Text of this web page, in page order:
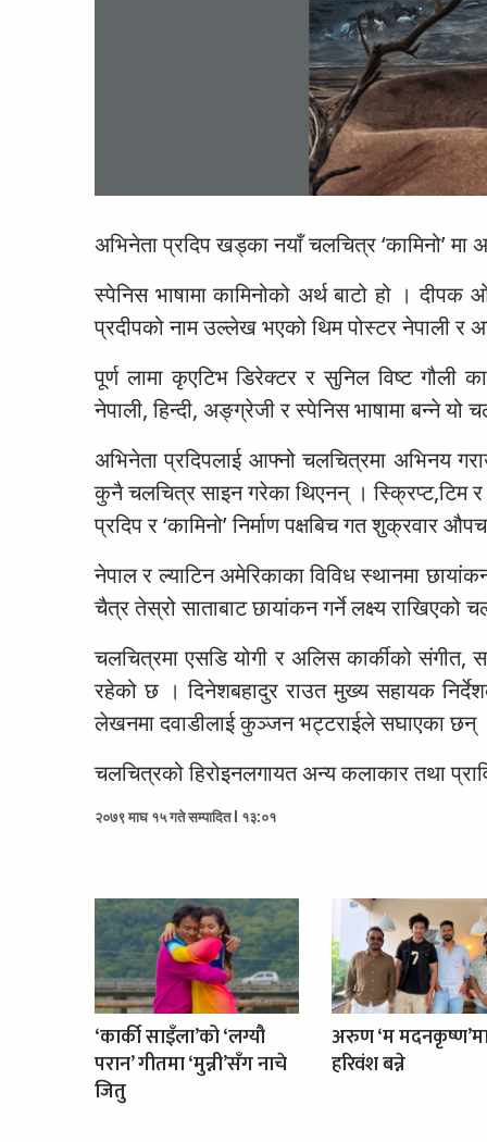
अभिनेता प्रदिप खड्का नयाँ चलचित्र ‘कामिनो’
स्पेनिस भाषामा कामिनोको अर्थ बाटो हो । दीपक
प्रदीपको नाम उल्लेख भएको थिम पोस्टर नेपाली र
पूर्ण लामा कृएटिभ डिरेक्टर र सुनिल विष्ट गौली
नेपाली, हिन्दी, अङ्ग्रेजी र स्पेनिस भाषामा बन्ने यो
अभिनेता प्रदिपलाई आफ्नो चलचित्रमा अभिनय
कुनै चलचित्र साइन गरेका थिएनन् । स्क्रिप्ट,टिम
प्रदिप र ‘कामिनो’ निर्माण पक्षबिच गत शुक्रवार
नेपाल र ल्याटिन अमेरिकाका विविध स्थानमा
चैत्र तेस्रो साताबाट छायांकन गर्ने लक्ष्य राखिएको
चलचित्रमा एसडि योगी र अलिस कार्कीको संगीत,
रहेको छ । दिनेशबहादुर राउत मुख्य सहायक
लेखनमा दवाडीलाई कुञ्जन भट्टराईले सघाएका छन्
चलचित्रको हिरोइनलगायत अन्य कलाकार तथा
२०७९ माघ १५ गते सम्पादित l १३:०१
‘कार्की साइँला’को ‘लग्यौ
परान’ गीतमा ‘मुन्नी’सँग नाचे
जितु
अरुण ‘म
हरिवंश बन्ने